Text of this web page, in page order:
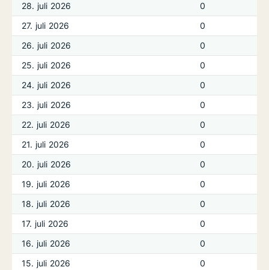
28. juli 2026
0
27. juli 2026
0
26. juli 2026
0
25. juli 2026
0
24. juli 2026
0
23. juli 2026
0
22. juli 2026
0
21. juli 2026
0
20. juli 2026
0
19. juli 2026
0
18. juli 2026
0
17. juli 2026
0
16. juli 2026
0
15. juli 2026
0